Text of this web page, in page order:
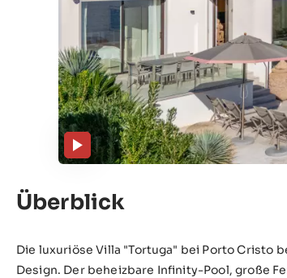
Überblick
Die luxuriöse Villa "Tortuga" bei Porto
Design. Der beheizbare Infinity-Pool, große